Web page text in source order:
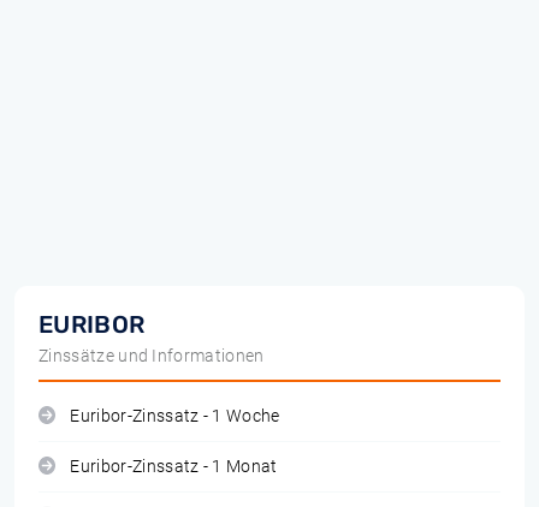
EURIBOR
Zinssätze und Informationen
Euribor-Zinssatz - 1 Woche
Euribor-Zinssatz - 1 Monat